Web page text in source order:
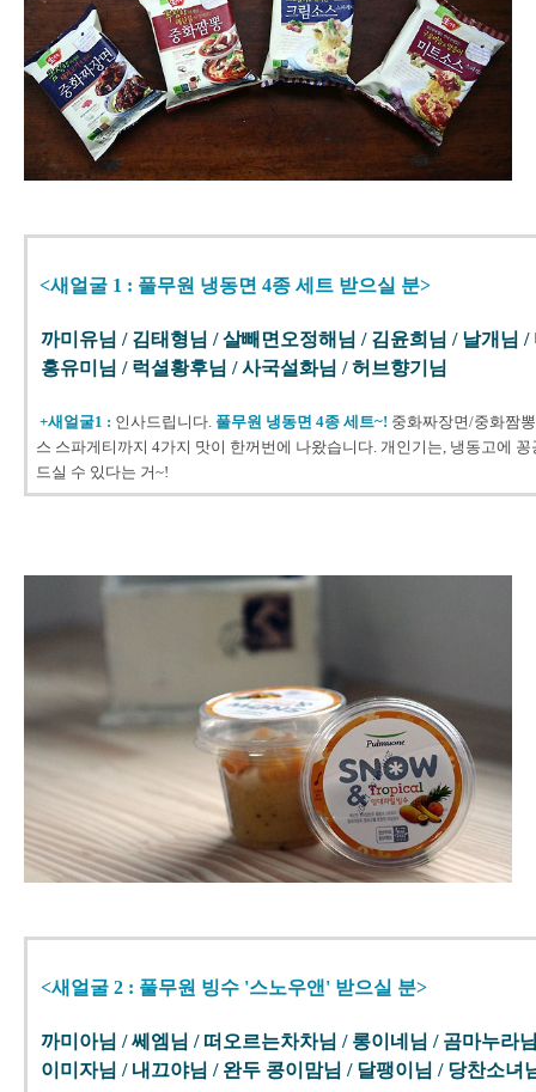
<새얼굴 1 : 풀무원 냉동면 4종 세트 받으실 분>
까미유님 / 김태형님 / 살빼면오정해님 / 김윤희님 / 날개님 /
홍유미님 / 럭셜황후님 / 사국설화님 / 허브향기님
+새얼굴1 : 인사드립니다. 풀무원 냉동면 4종 세트~! 중화짜장면/중화짬
스 스파게티까지 4가지 맛이 한꺼번에 나왔습니다. 개인기는, 냉동고에
드실 수 있다는 거~!
<새얼굴 2 : 풀무원 빙수 '스노우앤' 받으실 분>
까미아님 / 쎄엠님 / 떠오르는차차님 / 롱이네님 / 곰마누라
이미자님 / 내끄야님 / 완두 콩이맘님 / 달팽이님 / 당찬소녀